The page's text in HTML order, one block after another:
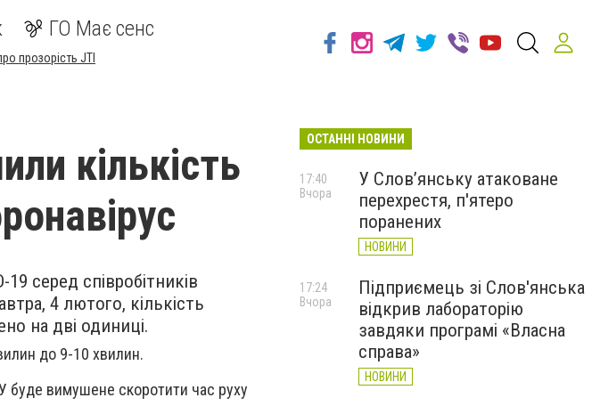
ГО Має сенс
прозорість JTI
кількість
серед співробітників
4 лютого, кількість
на дві одиниці.
до 9-10 хвилин.
буде вимушене скоротити час руху
ОСТАННІ НОВИНИ
У Слов’янську атаковане
перехрестя, п'ятеро
поранених
НОВИНИ
17:40
Вчора
Підприємець зі Слов'янська
відкрив лабораторію
завдяки програмі «Власна
справа»
НОВИНИ
17:24
Вчора